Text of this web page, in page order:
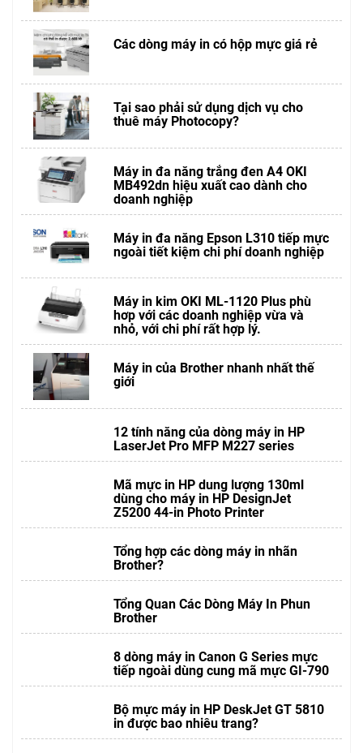
Các dòng máy in có hộp mực giá rẻ
Tại sao phải sử dụng dịch vụ cho
thuê máy Photocopy?
Máy in đa năng trắng đen A4 OKI
MB492dn hiệu xuất cao dành cho
doanh nghiệp
Máy in đa năng Epson L310 tiếp mực
ngoài tiết kiệm chi phí doanh nghiệp
Máy in kim OKI ML-1120 Plus phù
hơp với các doanh nghiệp vừa và
nhỏ, với chi phí rất hợp lý.
Máy in của Brother nhanh nhất thế
giới
12 tính năng của dòng máy in HP
LaserJet Pro MFP M227 series
Mã mực in HP dung lượng 130ml
dùng cho máy in HP DesignJet
Z5200 44-in Photo Printer
Tổng hợp các dòng máy in nhãn
Brother?
Tổng Quan Các Dòng Máy In Phun
Brother
8 dòng máy in Canon G Series mực
tiếp ngoài dùng cung mã mực GI-790
Bộ mực máy in HP DeskJet GT 5810
in được bao nhiêu trang?